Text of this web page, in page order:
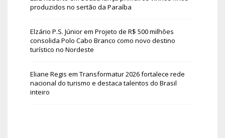
produzidos no sertão da Paraíba
Elzário P.S. Júniorem Projeto de R$ 500 milhões
consolida Polo Cabo Branco como novo destino
turístico no Nordeste
Eliane Regis em Transformatur 2026 fortalece rede
nacional do turismo e destaca talentos do Brasil
inteiro